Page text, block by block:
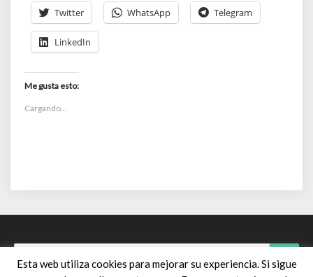
Twitter WhatsApp Telegram
LinkedIn
Me gusta esto:
Cargando...
Search
for:
Esta web utiliza cookies para mejorar su experiencia. Si sigue